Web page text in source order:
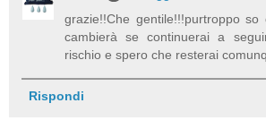
grazie!!Che gentile!!!purtroppo
cambierà se continuerai a
rischio e spero che resterai
Rispondi